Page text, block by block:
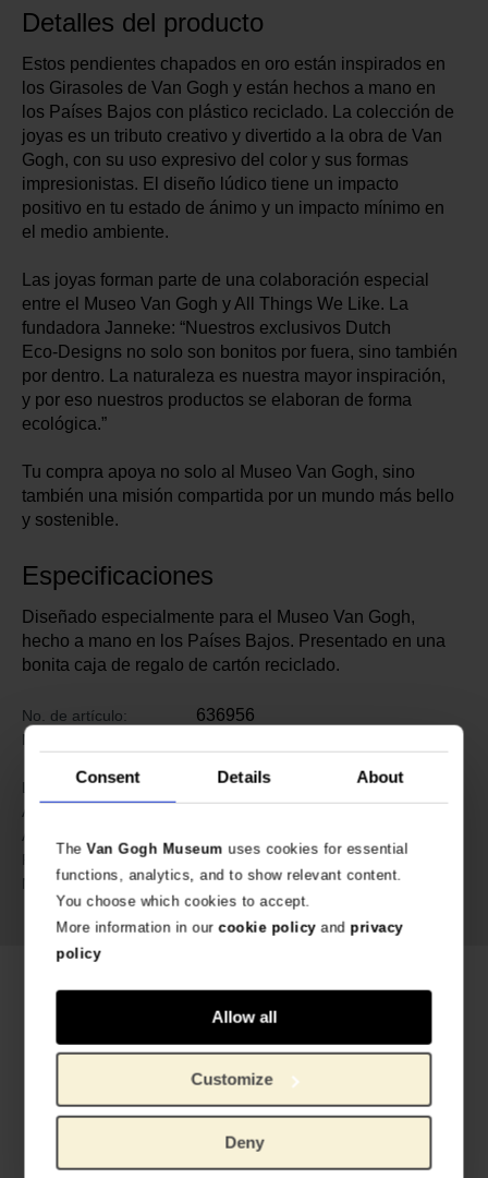
Consent Details About
TheVan Gogh Museum uses cookies for essential
functions, analytics, and to show relevant content.
You choose which cookies to accept.
More information in ourcookie policyand privacy
policy
Allow all
Customize
Deny
Detalles del producto
Estos pendientes chapados en oro están inspirados en
los Girasoles de Van Gogh y están hechos a mano en
los Países Bajos con plástico reciclado. La colección de
joyas es un tributo creativo y divertido a la obra de Van
Gogh, con su uso expresivo del color y sus formas
impresionistas. El diseño lúdico tiene un impacto
positivo en tu estado de ánimo y un impacto mínimo en
el medio ambiente.
Las joyas forman parte de una colaboración especial
entre el Museo Van Gogh y All Things We Like. La
fundadora Janneke: “Nuestros exclusivos Dutch
Eco‑Designs no solo son bonitos por fuera, sino también
por dentro. La naturaleza es nuestra mayor inspiración,
y por eso nuestros productos se elaboran de forma
ecológica.”
Tu compra apoya no solo al Museo Van Gogh, sino
también una misión compartida por un mundo más bello
y sostenible.
Especificaciones
Diseñado especialmente para el Museo Van Gogh,
hecho a mano en los Países Bajos. Presentado en una
bonita caja de regalo de cartón reciclado.
No. de artículo: 636956
Marca:
Length: 6.3 cm
Ancho:
Alto:
Peso: 200 gram
Material:
Acrílico reciclado y acero
inoxidable
Productos relacionados